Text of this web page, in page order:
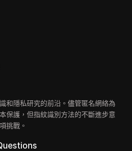
和隱私研究的前沿。儘管匿名網絡為
保護，但指紋識別方法的不斷進步意
挑戰。